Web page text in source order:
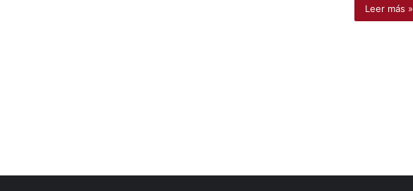
Leer más »